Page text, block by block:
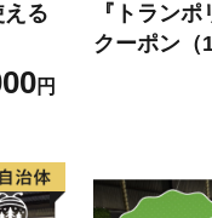
る
円
『トラン
クーポン（